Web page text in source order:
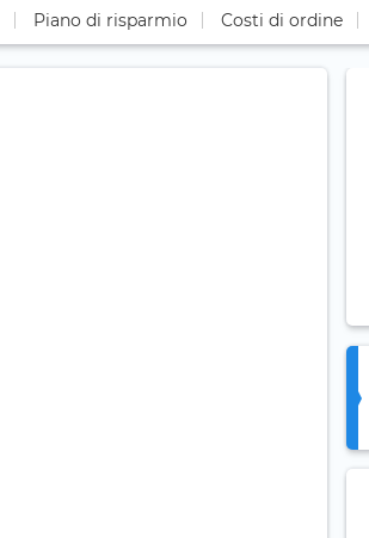
Piano di risparmio Costi di ordine